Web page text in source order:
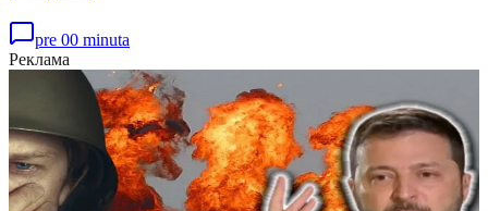
pre 00 minuta
Реклама